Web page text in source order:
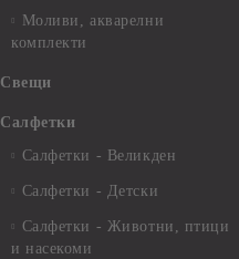
Моливи, акварелни
комплекти
Свещи
Салфетки
Салфетки - Великден
Салфетки - Детски
Салфетки - Животни, птици
и насекоми